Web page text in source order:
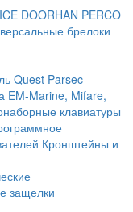
DOORHAN PERCO
брелоки
Quest Parsec
EM-Marine, Mifare,
клавиатуры
Кронштейны и
защелки